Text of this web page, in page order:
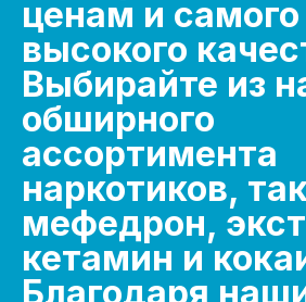
ценам и самого
высокого
Выбирайте из
обширного
ассортимента
наркотиков,
мефедрон,
кетамин и
Благодаря